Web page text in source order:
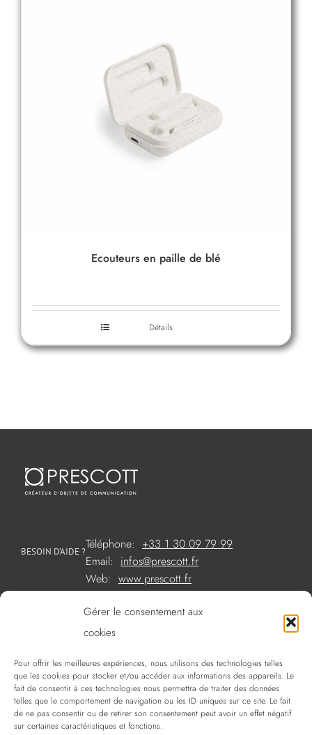
Gérer le consentement aux
cookies
Pour offrir les meilleures expériences, nous utilisons des technologies telles
que les cookies pour stocker et/ou accéder aux informations des appareils. Le
fait de consentir à ces technologies nous permettra de traiter des données
telles que le comportement de navigation ou les ID uniques sur ce site. Le fait
de ne pas consentir ou de retirer son consentement peut avoir un effet négatif
sur certaines caractéristiques et fonctions.
Ecouteurs en paille de blé
Détails
BESOIN D’AIDE ?Téléphone: +33 1 30 09 79 99
Email: infos@prescott.fr
Web: www.prescott.fr
SOMMAIRE
Créations métal sur mesure
La sélection Prescott
Services
Politique de confidentialité